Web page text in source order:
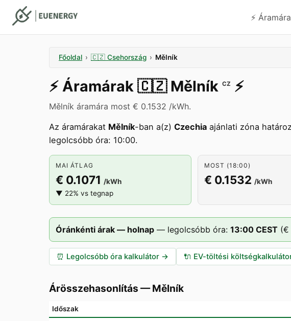
⚡️
Főoldal › 🇨🇿 Csehország › Mělník
⚡️ Áramárak 🇨🇿 Mělník CZ ⚡️
Mělník áramára most € 0.1532 /kWh.
Az áramárakat Mělník-ban a(z) Czechia ajánlati zóna
legolcsóbb óra: 10:00.
MAI ÁTLAG
€ 0.1071 /kWh
▼ 22% vs tegnap
MOST (18:00)
€ 0.1532 /kWh
Óránkénti árak — holnap — legolcsóbb óra: 13:00 CEST (€
⏰ Legolcsóbb óra kalkulátor → 🔌 EV-töltési
Árösszehasonlítás —Mělník
Időszak